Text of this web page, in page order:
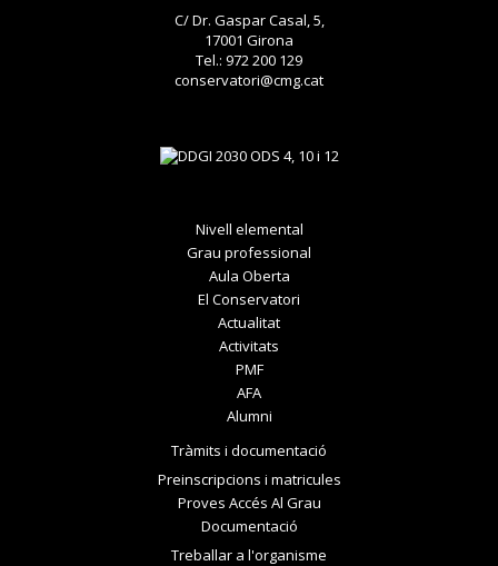
C/ Dr. Gaspar Casal, 5,
17001 Girona
Tel.: 972 200 129
conservatori@cmg.cat
Nivell elemental
Grau professional
Aula Oberta
El Conservatori
Actualitat
Activitats
PMF
AFA
Alumni
Tràmits i documentació
Preinscripcions i matricules
Proves Accés Al Grau
Documentació
Treballar a l'organisme